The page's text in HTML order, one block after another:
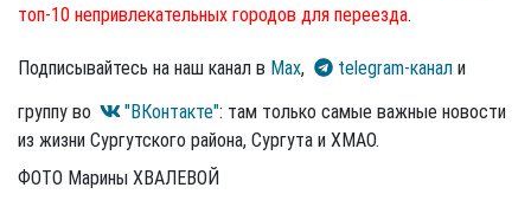
топ-10 непривлекательных городов для переезда.
Подписывайтесь на наш канал в Max, telegram-канал и
группу во
"ВКонтакте": там только самые важные новости
из жизни Сургутского района, Сургута и ХМАО.
ФОТО Марины ХВАЛЕВОЙ